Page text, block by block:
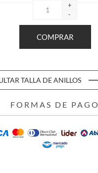
+
-
TALLA DE ANILLOS
FORMAS DE PAGO